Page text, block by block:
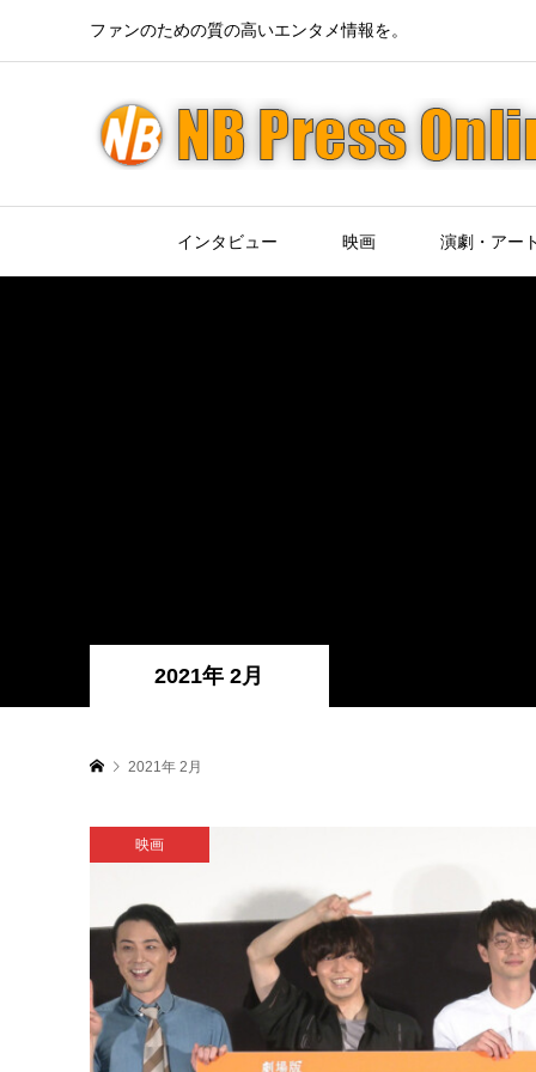
ファンのための質の高いエンタメ情報を。
インタビュー 映画 演劇・アー
2021年 2月
2021年 2月
映画